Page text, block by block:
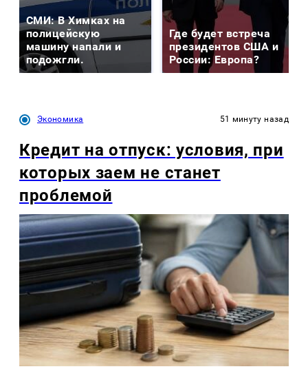
СМИ: В Химках на
полицейскую
машину напали и
подожгли.
Где будет встреча
президентов США и
России: Европа?
Экономика 51 минуту назад
Кредит на отпуск: условия, при
которых заем не станет
проблемой